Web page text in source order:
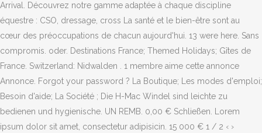
Arrival. Découvrez notre gamme adaptée à chaque discipline
équestre : CSO, dressage, cross La santé et le bien-être sont au
cœur des préoccupations de chacun aujourd'hui. 13 were here. Sans
compromis. oder. Destinations France; Themed Holidays; Gîtes de
France. Switzerland: Nidwalden . 1 membre aime cette annonce
Annonce. Forgot your password ? La Boutique; Les modes d'emploi;
Besoin d'aide; La Société ; Die H-Mac Windel sind leichte zu
bedienen und hygienische. UN REMB. 0,00 € Schließen. Lorem
ipsum dolor sit amet, consectetur adipisicin. 15 000 € 1 / 2 ‹ ›